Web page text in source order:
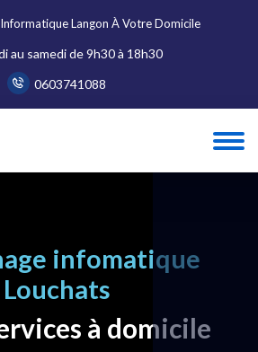
Langon À Votre Domicile
au samedi de 9h30 à 18h30
0603741088
infomatique
Louchats
à domicile